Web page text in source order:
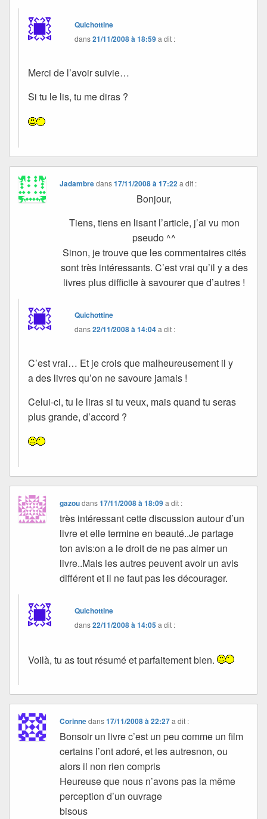
Quichottine
dans21/11/2008 à 18:59a dit :
Merci de l’avoir suivie…
Si tu le lis, tu me diras ?
Jadambredans17/11/2008 à 17:22 a dit :
Bonjour,
Tiens, tiens en lisant l’article, j’ai vu mon
pseudo ^^
Sinon, je trouve que les commentaires cités
sont très intéressants. C’est vrai qu’il y a des
livres plus difficile à savourer que d’autres !
Quichottine
dans22/11/2008 à 14:04a dit :
C’est vrai… Et je crois que malheureusement il y
a des livres qu’on ne savoure jamais !
Celui-ci, tu le liras si tu veux, mais quand tu seras
plus grande, d’accord ?
gazoudans17/11/2008 à 18:09 a dit :
très intéressant cette discussion autour d’un
livre et elle termine en beauté..Je partage
ton avis:on a le droit de ne pas aimer un
livre..Mais les autres peuvent avoir un avis
différent et il ne faut pas les décourager.
Quichottine
dans22/11/2008 à 14:05a dit :
Voilà, tu as tout résumé et parfaitement bien.
Corinnedans17/11/2008 à 22:27 a dit :
Bonsoir un livre c’est un peu comme un film
certains l’ont adoré, et les autresnon, ou
alors il non rien compris
Heureuse que nous n’avons pas la même
perception d’un ouvrage
bisous